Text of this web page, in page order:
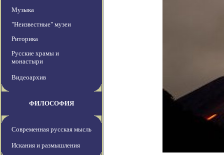
Музыка
"Неизвестные" музеи
Риторика
Русские храмы и
монастыри
Видеоархив
ФИЛОСОФИЯ
Современная русская мысль
Искания и размышления